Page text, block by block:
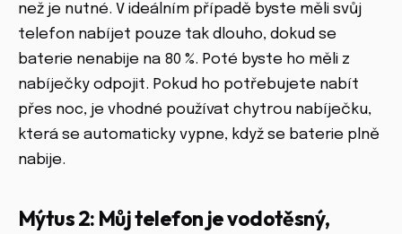
než je nutné. V ideálním případě byste měli svůj
telefon nabíjet pouze tak dlouho, dokud se
baterie nenabije na 80 %. Poté byste ho měli z
nabíječky odpojit. Pokud ho potřebujete nabít
přes noc, je vhodné používat chytrou nabíječku,
která se automaticky vypne, když se baterie plně
nabije.
Mýtus 2: Můj telefon je vodotěsný,